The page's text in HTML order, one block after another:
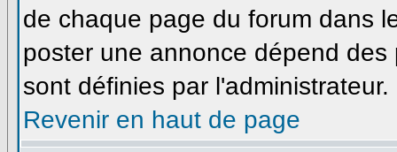
de chaque page du forum dans
poster une annonce dépend
sont définies par l'administrateur.
Revenir en haut de page